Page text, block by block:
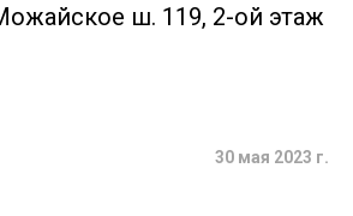
ш. 119, 2-ой этаж
30 мая 2023 г.